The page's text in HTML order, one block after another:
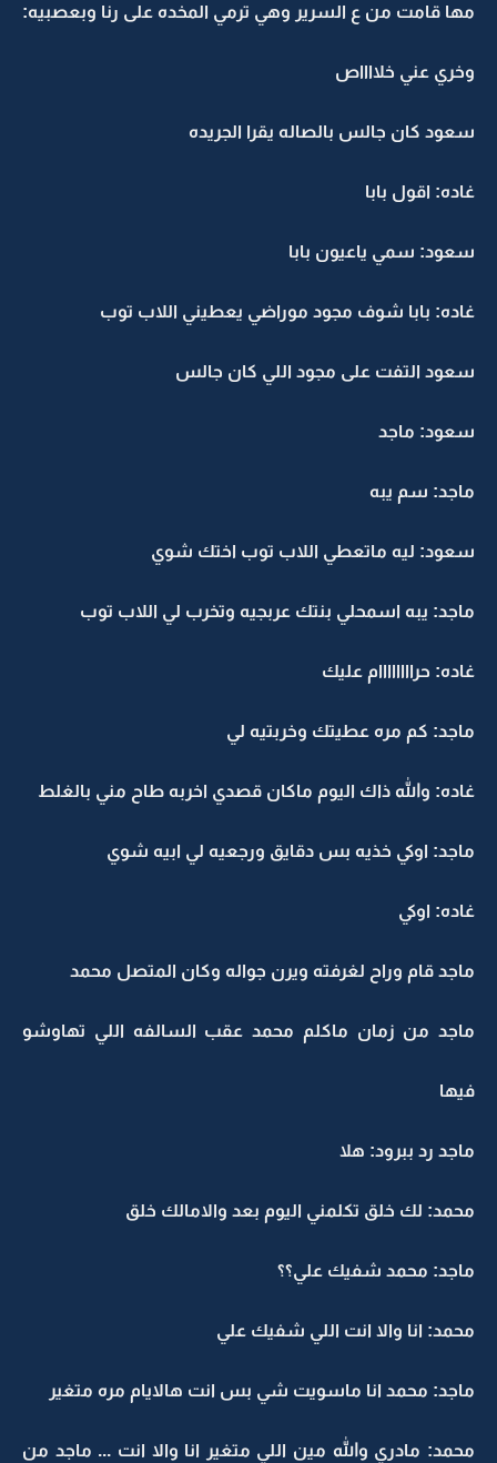
مها قامت من ع السرير وهي ترمي المخده على رنا وبعصبيه:
وخري عني خلااااص
سعود كان جالس بالصاله يقرا الجريده
غاده: اقول بابا
سعود: سمي ياعيون بابا
غاده: بابا شوف مجود موراضي يعطيني اللاب توب
سعود التفت على مجود اللي كان جالس
سعود: ماجد
ماجد: سم يبه
سعود: ليه ماتعطي اللاب توب اختك شوي
ماجد: يبه اسمحلي بنتك عربجيه وتخرب لي اللاب توب
غاده: حراااااااام عليك
ماجد: كم مره عطيتك وخربتيه لي
غاده: والله ذاك اليوم ماكان قصدي اخربه طاح مني بالغلط
ماجد: اوكي خذيه بس دقايق ورجعيه لي ابيه شوي
غاده: اوكي
ماجد قام وراح لغرفته ويرن جواله وكان المتصل محمد
ماجد من زمان ماكلم محمد عقب السالفه اللي تهاوشو
فيها
ماجد رد ببرود: هلا
محمد: لك خلق تكلمني اليوم بعد والامالك خلق
ماجد: محمد شفيك علي؟؟
محمد: انا والا انت اللي شفيك علي
ماجد: محمد انا ماسويت شي بس انت هالايام مره متغير
محمد: مادري والله مين اللي متغير انا والا انت ... ماجد من